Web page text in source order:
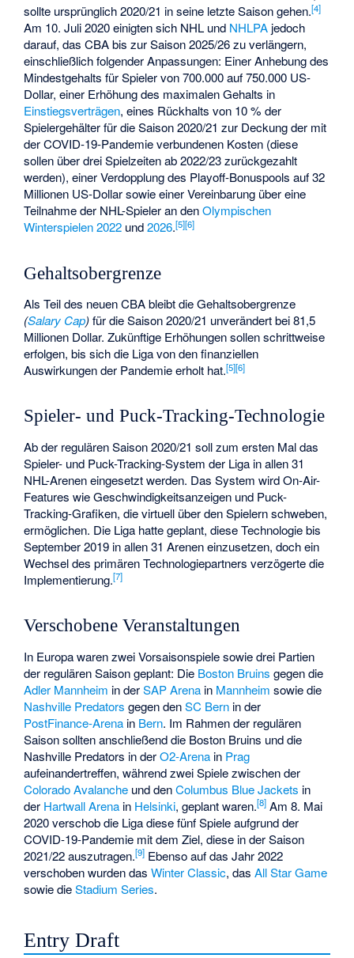
sollte ursprünglich 2020/21 in seine letzte Saison gehen.[4]
Am 10. Juli 2020 einigten sich NHL und NHLPA jedoch
darauf, das CBA bis zur Saison 2025/26 zu verlängern,
einschließlich folgender Anpassungen: Einer Anhebung des
Mindestgehalts für Spieler von 700.000 auf 750.000 US-
Dollar, einer Erhöhung des maximalen Gehalts in
Einstiegsverträgen, eines Rückhalts von 10 % der
Spielergehälter für die Saison 2020/21 zur Deckung der mit
der COVID-19-Pandemie verbundenen Kosten (diese
sollen über drei Spielzeiten ab 2022/23 zurückgezahlt
werden), einer Verdopplung des Playoff-Bonuspools auf 32
Millionen US-Dollar sowie einer Vereinbarung über eine
Teilnahme der NHL-Spieler an denOlympischen
Winterspielen 2022 und2026.[5][6]
Gehaltsobergrenze
Als Teil des neuen CBA bleibt die Gehaltsobergrenze
(Salary Cap)für die Saison 2020/21 unverändert bei 81,5
Millionen Dollar. Zukünftige Erhöhungen sollen schrittweise
erfolgen, bis sich die Liga von den finanziellen
Auswirkungen der Pandemie erholt hat.[5][6]
Spieler- und Puck-Tracking-Technologie
Ab der regulären Saison 2020/21 soll zum ersten Mal das
Spieler- und Puck-Tracking-System der Liga in allen 31
NHL-Arenen eingesetzt werden. Das System wird On-Air-
Features wie Geschwindigkeitsanzeigen und Puck-
Tracking-Grafiken, die virtuell über den Spielern schweben,
ermöglichen. Die Liga hatte geplant, diese Technologie bis
September 2019 in allen 31 Arenen einzusetzen, doch ein
Wechsel des primären Technologiepartners verzögerte die
Implementierung.[7]
Verschobene Veranstaltungen
In Europa waren zwei Vorsaisonspiele sowie drei Partien
der regulären Saison geplant: Die Boston Bruins gegen die
Adler Mannheim in derSAP Arena in Mannheim sowie die
Nashville Predators gegen denSC Bern in der
PostFinance-Arena in Bern. Im Rahmen der regulären
Saison sollten anschließend die Boston Bruins und die
Nashville Predators in derO2-Arena in Prag
aufeinandertreffen, während zwei Spiele zwischen der
Colorado Avalanche und denColumbus Blue Jackets in
der Hartwall Arena in Helsinki, geplant waren.[8] Am 8. Mai
2020 verschob die Liga diese fünf Spiele aufgrund der
COVID-19-Pandemie mit dem Ziel, diese in der Saison
2021/22 auszutragen.[9] Ebenso auf das Jahr 2022
verschoben wurden dasWinter Classic, dasAll Star Game
sowie dieStadium Series.
Entry Draft